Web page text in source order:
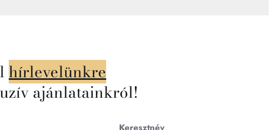
hírlevelünkre
ajánlatainkról!
Keresztnév